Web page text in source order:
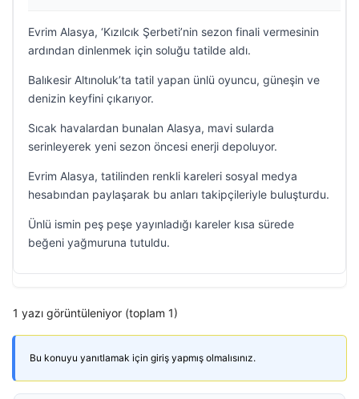
Evrim Alasya, ‘Kızılcık Şerbeti’nin sezon finali vermesinin
ardından dinlenmek için soluğu tatilde aldı.
Balıkesir Altınoluk’ta tatil yapan ünlü oyuncu, güneşin ve
denizin keyfini çıkarıyor.
Sıcak havalardan bunalan Alasya, mavi sularda
serinleyerek yeni sezon öncesi enerji depoluyor.
Evrim Alasya, tatilinden renkli kareleri sosyal medya
hesabından paylaşarak bu anları takipçileriyle buluşturdu.
Ünlü ismin peş peşe yayınladığı kareler kısa sürede
beğeni yağmuruna tutuldu.
1 yazı görüntüleniyor (toplam 1)
Bu konuyu yanıtlamak için giriş yapmış olmalısınız.